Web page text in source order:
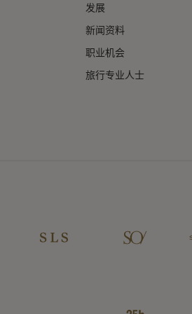
发展
新闻资料
职业机会
旅行专业人士